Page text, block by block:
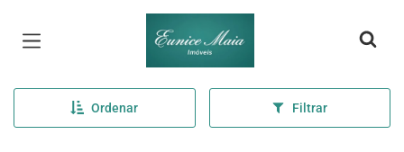
Página inicial
Ordenar Filtrar